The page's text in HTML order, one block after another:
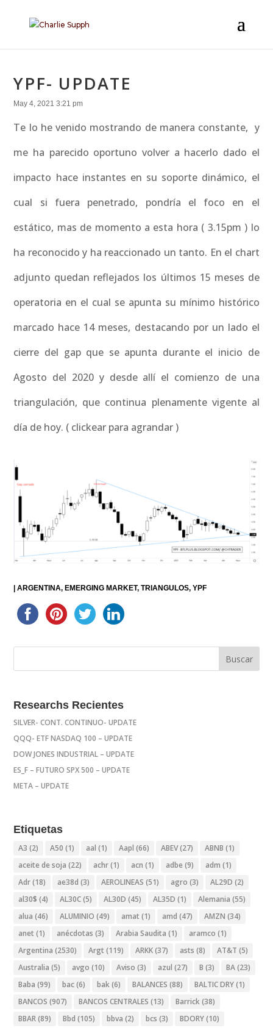
YPF- UPDATE
May 4, 2021 3:21 pm
Te lo he venido mostrando de manera constante, y
me ha parecido oportuno volver a hacerlo dado el
impacto hace instantes en su soporte dinámico, el
cual si fuera penetrado, pondría el foco en el
estático, mas de momento a esta hora ( 3.15pm ) lo
ha reconocido y ha reaccionado un tanto. En el chart
adjunto quedan reflejados los últimos 15 meses de
operatoria en el cual se apunta su mínimo histórico
marcado hace 14 meses, destacando por un lado el
cierre del gap que se apunta durante el inicio de
Agosto del 2020 y desde allí el comienzo de una
triangulación, que continua plenamente vigente al
día de hoy. ( clickear para agrandar )
|ARGENTINA EMERGING MARKET TRIANGULOS YPF
Researchs Recientes
SILVER- CONT. CONTINUO- UPDATE
QQQ- ETF NASDAQ 100 – UPDATE
DOW JONES INDUSTRIAL – UPDATE
ES_F – FUTURO SPX 500 – UPDATE
META – UPDATE
Etiquetas
A3 (2) A50 (1) aal (1) Aapl (66) ABEV(27) ABNB (1)
aceite de soja (22) achr(1) acn (1) adbe (9) adm (1)
Adr(18) ae38d (3) AEROLINEAS (51) agro (3) AL29D (2)
al30$ (4) AL30C(5) AL30D (45) AL35D (1) Alemania (55)
alua (46) ALUMINIO (49) amat (1) amd (47) AMZN (34)
anet (1) anécdotas (3) Arabia Saudita (1) aramco (1)
Argentina (2530) Argt (119) ARKK(37) asts (8) AT&T (5)
Australia (5) avgo (10) Aviso (3) azul (27) B (3) BA(23)
Baba (99) bac(6) bak(6) BALANCES (88) BALTIC DRY(1)
BANCOS (907) BANCOS CENTRALES (13) Barrick(38)
BBAR(89) Bbd (105) bbva (2) bcs (3) BDORY(10)